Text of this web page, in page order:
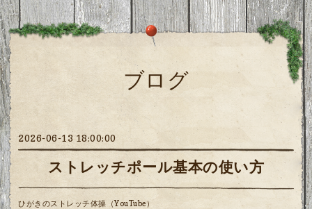
ブログ
2026-06-13 18:00:00
ストレッチポール基本の使い方
ひがきのストレッチ体操（YouTube）